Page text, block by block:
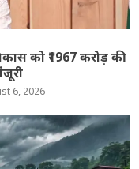
को ₹1967 करोड़ की
6, 2026